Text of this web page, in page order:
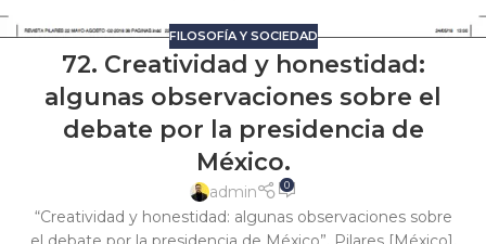
FILOSOFÍA Y SOCIEDAD
72. Creatividad y honestidad:
algunas observaciones sobre el
debate por la presidencia de
México.
admin 0
“Creatividad y honestidad: algunas observaciones sobre